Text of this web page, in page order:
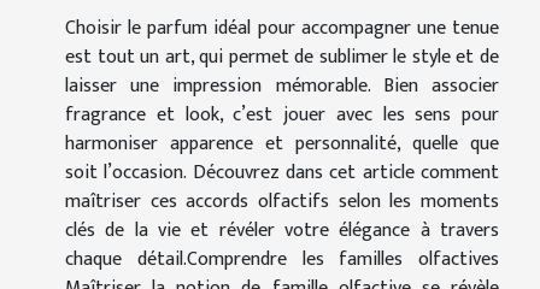
Choisir le parfum idéal pour accompagner une tenue
est tout un art, qui permet de sublimer le style et de
laisser une impression mémorable. Bien associer
fragrance et look, c’est jouer avec les sens pour
harmoniser apparence et personnalité, quelle que
soit l’occasion. Découvrez dans cet article comment
maîtriser ces accords olfactifs selon les moments
clés de la vie et révéler votre élégance à travers
chaque détail.Comprendre les familles olfactives